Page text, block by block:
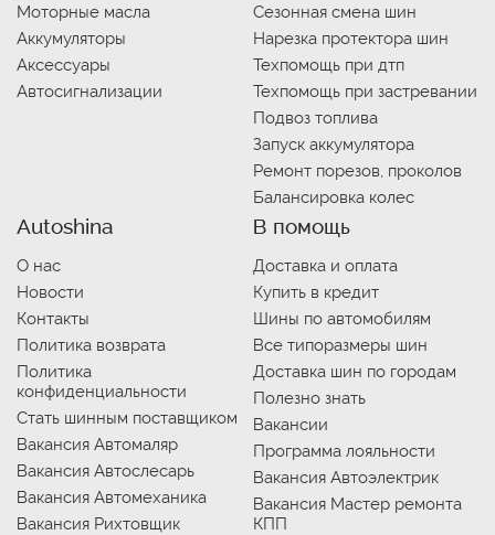
Моторные масла
Аккумуляторы
Аксессуары
Автосигнализации
Сезонная смена шин
Нарезка протектора шин
Техпомощь при дтп
Техпомощь при застревании
Подвоз топлива
Запуск аккумулятора
Ремонт порезов, проколов
Балансировка колес
Autoshina
О нас
Новости
Контакты
Политика возврата
Политика
конфиденциальности
Стать шинным поставщиком
Вакансия Автомаляр
Вакансия Автослесарь
Вакансия Автомеханика
Вакансия Рихтовщик
В помощь
Доставка и оплата
Купить в кредит
Шины по автомобилям
Все типоразмеры шин
Доставка шин по городам
Полезно знать
Вакансии
Программа лояльности
Вакансия Автоэлектрик
Вакансия Мастер ремонта
КПП